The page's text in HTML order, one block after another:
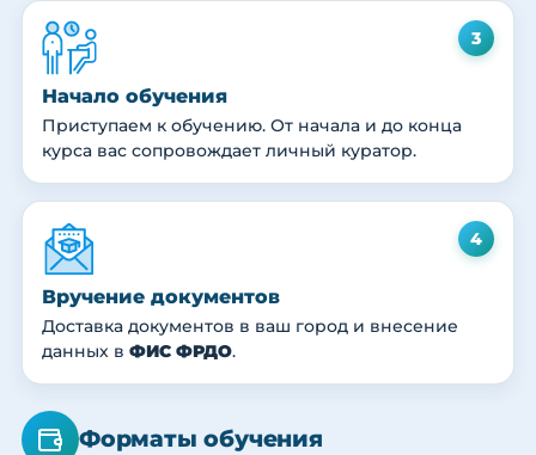
3
Начало обучения
Приступаем к обучению. От начала и до конца
курса вас сопровождает личный куратор.
4
Вручение документов
Доставка документов в ваш город и внесение
данных в ФИС ФРДО.
Форматы обучения